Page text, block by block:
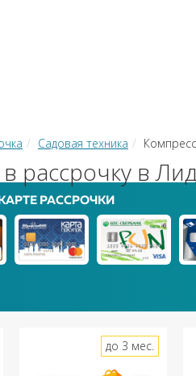
Садовая техника
рассрочку в
РАССРОЧКИ
до 3 мес.